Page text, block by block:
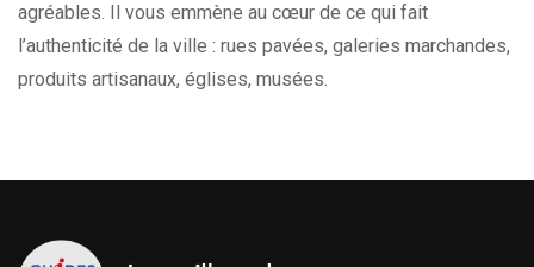
agréables. Il vous emmène au cœur de ce qui fait
l’authenticité de la ville : rues pavées, galeries marchandes,
produits artisanaux, églises, musées.